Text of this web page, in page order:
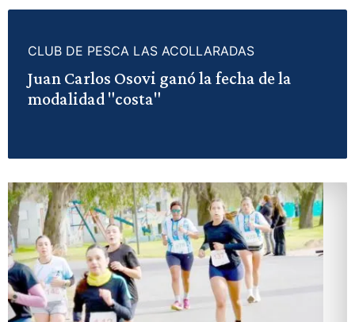
CLUB DE PESCA LAS ACOLLARADAS
Juan Carlos Osovi ganó la fecha de la
modalidad "costa"